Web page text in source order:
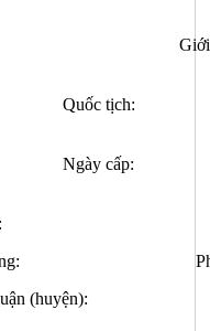
Quốc tịch:
Ngày cấp:
(huyện):